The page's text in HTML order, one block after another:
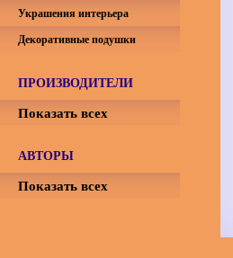
Украшения интерьера
Декоративные подушки
ПРОИЗВОДИТЕЛИ
Показать всех
АВТОРЫ
Показать всех